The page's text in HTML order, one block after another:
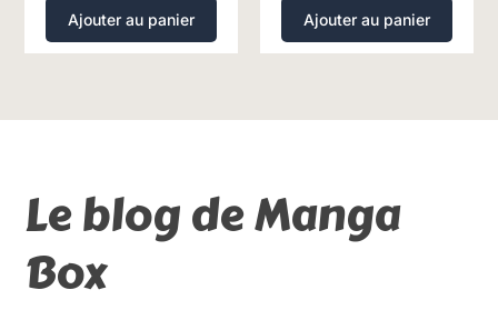
Ajouter au panier Ajouter au panier
Le blog de Manga
Box